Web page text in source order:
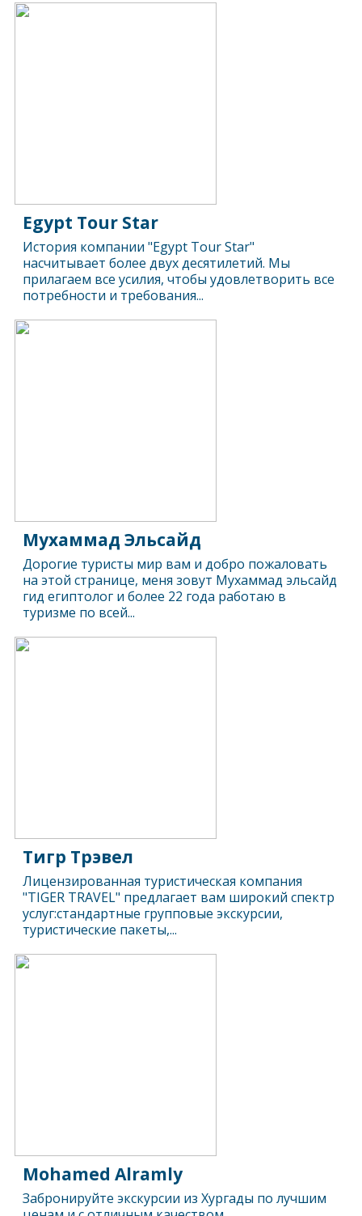
Egypt Tour Star
История компании "Egypt Tour Star"
насчитывает более двух десятилетий. Мы
прилагаем все усилия, чтобы удовлетворить все
потребности и требования...
Мухаммад Эльсайд
Дорогие туристы мир вам и добро пожаловать
на этой странице, меня зовут Мухаммад эльсайд
гид египтолог и более 22 года работаю в
туризме по всей...
Тигр Трэвел
Лицензированная туристическая компания
"TIGER TRAVEL" предлагает вам широкий спектр
услуг:стандартные групповые экскурсии,
туристические пакеты,...
Mohamed Alramly
Забронируйте экскурсии из Хургады по лучшим